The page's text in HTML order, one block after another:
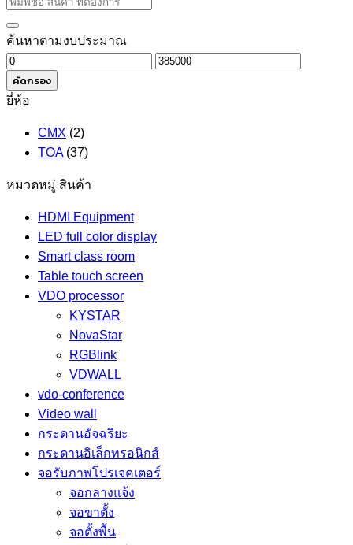
ค้นหาตามงบประมาณ
ราคา
ต่ำ
สุด
ราคา
คัดกรอง
ยี่ห้อ
CMX (2)
TOA (37)
หมวดหมู่ สินค้า
HDMI Equipment
LED full color display
Smart class room
Table touch screen
VDO processor
KYSTAR
NovaStar
RGBlink
VDWALL
vdo-conference
Video wall
กระดานอัจฉริยะ
กระดานอิเล็กทรอนิกส์
จอรับภาพโปรเจคเตอร์
จอกลางแจ้ง
จอขาตั้ง
จอตั้งพื้น